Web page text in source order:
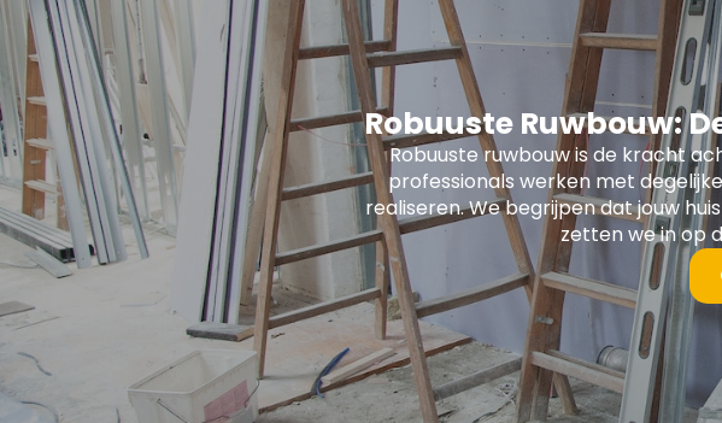
Robuuste Ruwbouw:
Robuuste ruwbouw is de kracht
professionals werken met
realiseren. We begrijpen dat jouw
zetten we in op